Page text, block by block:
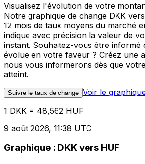
Visualisez l'évolution de votre
Notre graphique de change DKK
12 mois de taux moyens du marché
indique avec précision la valeur de
instant. Souhaitez-vous être informé
évolue en votre faveur ? Créez une
nous vous informerons dès que
atteint.
Suivre le taux de change Voir le
1 DKK = 48,562 HUF
9 août 2026, 11:38 UTC
Graphique : DKK vers HUF